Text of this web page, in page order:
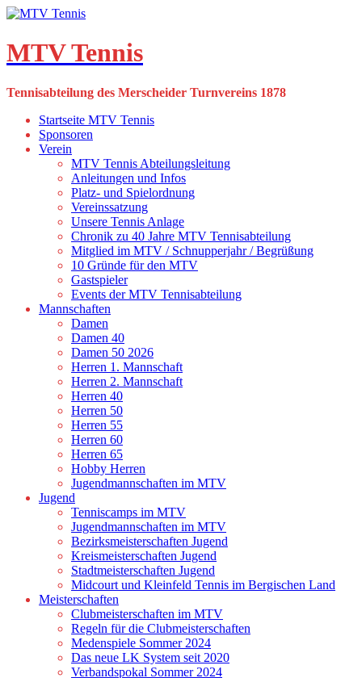
Skip
content
MTV Tennis
Tennisabteilung des Merscheider Turnvereins 1878
Startseite MTV Tennis
Sponsoren
Verein
MTV Tennis Abteilungsleitung
Anleitungen und Infos
Platz- und Spielordnung
Vereinssatzung
Unsere Tennis Anlage
Chronik zu 40 Jahre MTV Tennisabteilung
Mitglied im MTV / Schnupperjahr / Begrüßung
10 Gründe für den MTV
Gastspieler
Events der MTV Tennisabteilung
Mannschaften
Damen
Damen 40
Damen 50 2026
Herren 1. Mannschaft
Herren 2. Mannschaft
Herren 40
Herren 50
Herren 55
Herren 60
Herren 65
Hobby Herren
Jugendmannschaften im MTV
Jugend
Tenniscamps im MTV
Jugendmannschaften im MTV
Bezirksmeisterschaften Jugend
Kreismeisterschaften Jugend
Stadtmeisterschaften Jugend
Midcourt und Kleinfeld Tennis im Bergischen Land
Meisterschaften
Clubmeisterschaften im MTV
Regeln für die Clubmeisterschaften
Medenspiele Sommer 2024
Das neue LK System seit 2020
Verbandspokal Sommer 2024